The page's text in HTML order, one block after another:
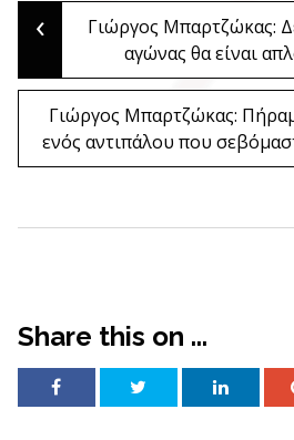
Post
navigation
‹
Γιώργος Μπαρτζώκας:
αγώνας θα είναι
Γιώργος Μπαρτζώκας:
ενός αντιπάλου που
Share this on ...